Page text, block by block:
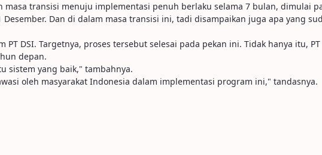
transisi menuju implementasi penuh berlaku selama 7 bulan, dimulai
Dan di dalam masa transisi ini, tadi disampaikan juga apa yang
DSI. Targetnya, proses tersebut selesai pada pekan ini. Tidak hanya itu,
depan.
sistem yang baik," tambahnya.
oleh masyarakat Indonesia dalam implementasi program ini," tandasnya.